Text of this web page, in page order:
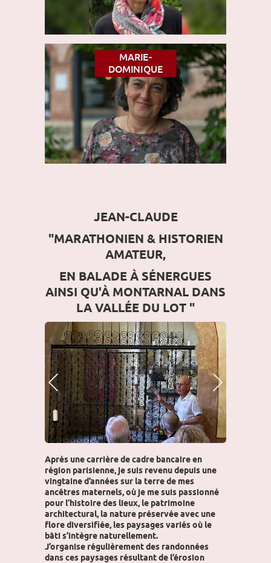
MARIE-
DOMINIQUE
JEAN-CLAUDE
"MARATHONIEN & HISTORIEN
AMATEUR,
EN BALADE À SÉNERGUES
AINSI QU'À MONTARNAL DANS
LA VALLÉE DU LOT "
Après une carrière de cadre bancaire en
région parisienne, je suis revenu depuis une
vingtaine d’années sur la terre de mes
ancêtres maternels, où je me suis passionné
pour l’histoire des lieux, le patrimoine
architectural, la nature préservée avec une
flore diversifiée, les paysages variés où le
bâti s’intègre naturellement.
J’organise régulièrement des randonnées
dans ces paysages résultant de l’érosion